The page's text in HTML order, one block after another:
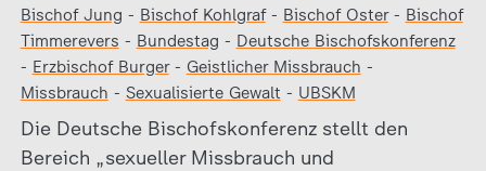
Bischof Jung - Bischof Kohlgraf- Bischof Oster- Bischof
Timmerevers - Bundestag - Deutsche Bischofskonferenz
- Erzbischof Burger- Geistlicher Missbrauch -
Missbrauch - Sexualisierte Gewalt - UBSKM
Die Deutsche Bischofskonferenz stellt den
Bereich „sexueller Missbrauch und